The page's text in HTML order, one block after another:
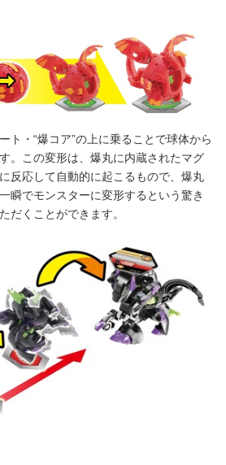
ト・“爆コア”の上に乗ることで球体から
。この変形は、爆丸に内蔵されたマグ
反応して自動的に起こるもので、爆丸
瞬でモンスターに変形するという驚き
だくことができます。